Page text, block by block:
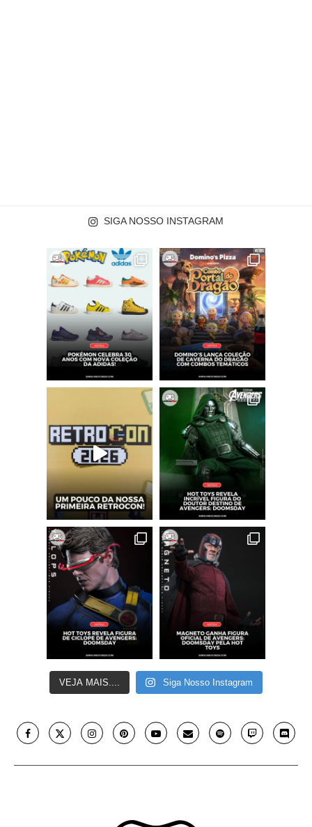
SIGA NOSSO INSTAGRAM
VEJA MAIS.... Siga Nosso Instagram